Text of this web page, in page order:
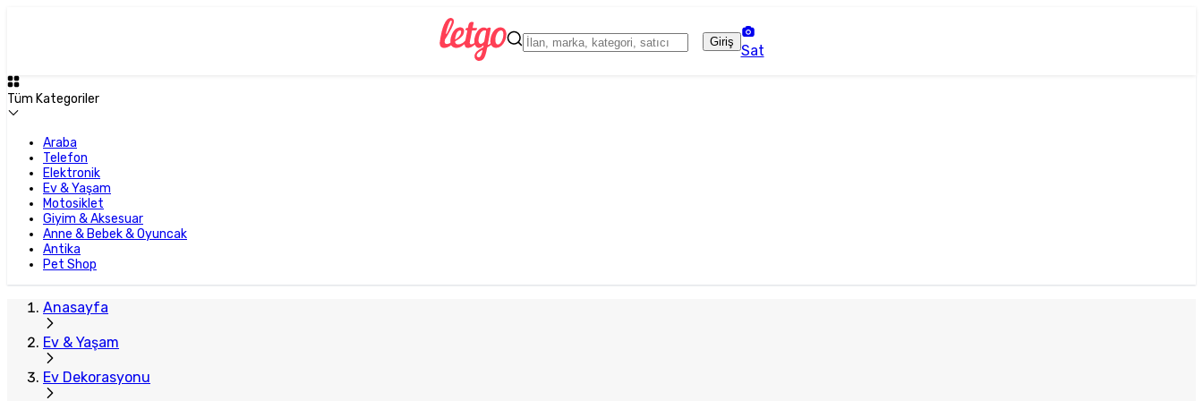
Giriş
Sat
Tüm Kategoriler
Araba
Telefon
Elektronik
Ev & Yaşam
Motosiklet
Giyim & Aksesuar
Anne & Bebek & Oyuncak
Antika
Pet Shop
Anasayfa
Ev & Yaşam
Ev Dekorasyonu